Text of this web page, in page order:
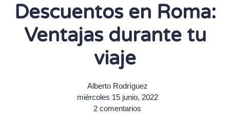
Descuentos en Roma:
Ventajas durante tu
viaje
Alberto Rodríguez
miércoles 15 junio, 2022
2 comentarios